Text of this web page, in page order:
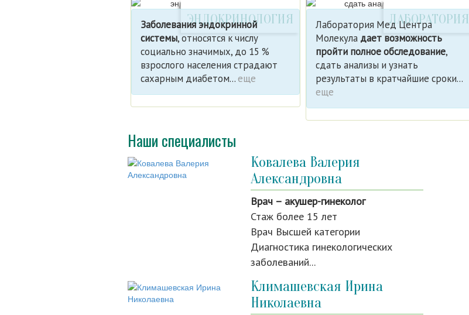
ЭНДОКРИНОЛОГИЯ
Заболевания эндокринной
системы, относятся к числу
социально значимых, до 15 %
взрослого населения страдают
сахарным диабетом...еще
ЛАБОРАТОРИЯ
Лаборатория Мед Центра
Молекула дает возможность
пройти полное обследование,
сдать анализы и узнать
результаты в кратчайшие сроки...
еще
Наши специалисты
Ковалева Валерия
Александровна
Врач – акушер-гинеколог
Стаж более 15 лет
Врач Высшей категории
Диагностика гинекологических
заболеваний...
Климашевская Ирина
Николаевна